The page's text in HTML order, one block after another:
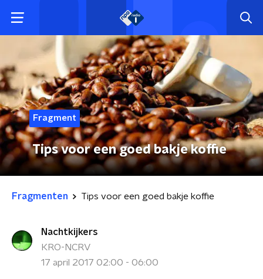
Fragment
Tips voor een goed bakje koffie
Fragmenten Tips voor een goed bakje koffie
Nachtkijkers
KRO-NCRV
17 april 2017 02:00 - 06:00